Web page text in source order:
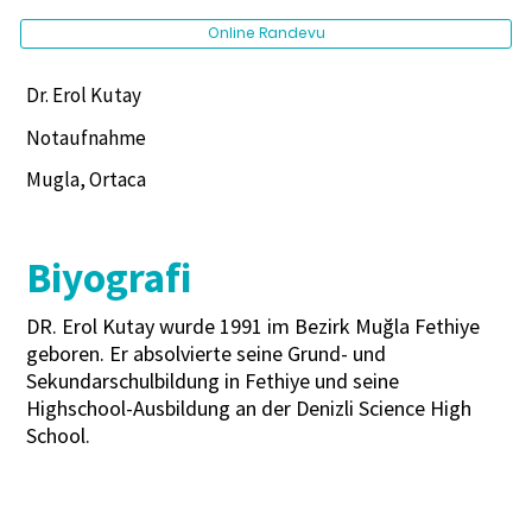
Dr. Erol Kutay
Notaufnahme
Mugla, Ortaca
Biyografi
DR. Erol Kutay wurde 1991 im Bezirk Muğla Fethiye
geboren. Er absolvierte seine Grund- und
Sekundarschulbildung in Fethiye und seine
Highschool-Ausbildung an der Denizli Science High
School.
Online Randevu